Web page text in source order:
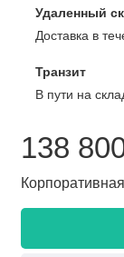
Удаленный
Доставка в
Транзит
В пути на
138